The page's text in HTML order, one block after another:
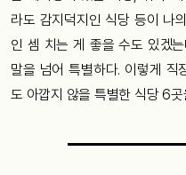
라도 감지덕지인 식당 등이 나
인 셈 치는 게 좋을 수도 있겠
말을 넘어 특별하다. 이렇게 직
도 아깝지 않을 특별한 식당 6곳